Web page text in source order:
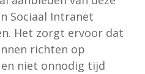
Sociaal Intranet
Het zorgt ervoor dat
richten op
niet onnodig tijd